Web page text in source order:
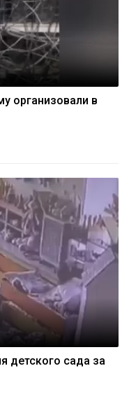
организовали в
детского сада за